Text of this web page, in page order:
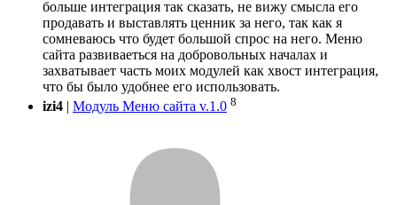
больше интеграция так сказать, не вижу смысла его
продавать и выставлять ценник за него, так как я
сомневаюсь что будет большой спрос на него. Меню
сайта развиваеться на добровольных началах и
захватывает часть моих модулей как хвост интеграция,
что бы было удобнее его использовать.
izi4 | Модуль Меню сайта v.1.0 8